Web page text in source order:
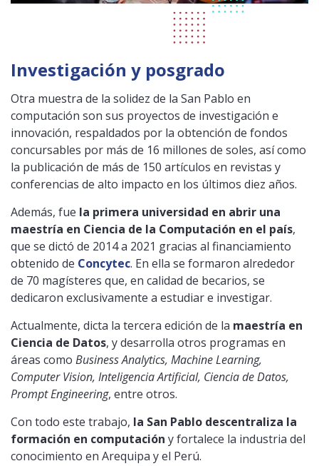
Investigación y posgrado
Otra muestra de la solidez de la San Pablo en
computación son sus proyectos de investigación e
innovación, respaldados por la obtención de fondos
concursables por más de 16 millones de soles, así como
la publicación de más de 150 artículos en revistas y
conferencias de alto impacto en los últimos diez años.
Además, fue la primera universidad en abrir una
maestría en Ciencia de la Computación en el país,
que se dictó de 2014 a 2021 gracias al financiamiento
obtenido de Concytec. En ella se formaron alrededor
de 70 magísteres que, en calidad de becarios, se
dedicaron exclusivamente a estudiar e investigar.
Actualmente, dicta la tercera edición de la maestría en
Ciencia de Datos, y desarrolla otros programas en
áreas como Business Analytics, Machine Learning,
Computer Vision, Inteligencia Artificial, Ciencia de Datos,
Prompt Engineering, entre otros.
Con todo este trabajo, la San Pablo descentraliza la
formación en computación y fortalece la industria del
conocimiento en Arequipa y el Perú.